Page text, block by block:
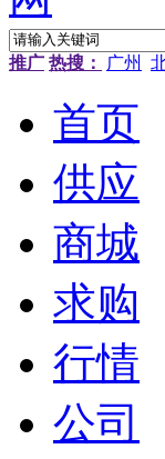
推广 热搜： 广州
首页
供应
商城
求购
行情
公司